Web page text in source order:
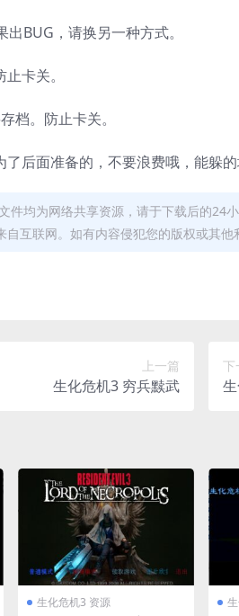
BUG，请换另一种方式。
卡关。
档。防止卡关。
了后面准备的，不要浪费哦，能躲的
件均为网络共享资源，请于下载后的24
自互联网。如有内容侵犯您的版权或其
上一篇
生化危机3 穷兵黩武
下
生化危机3 资源